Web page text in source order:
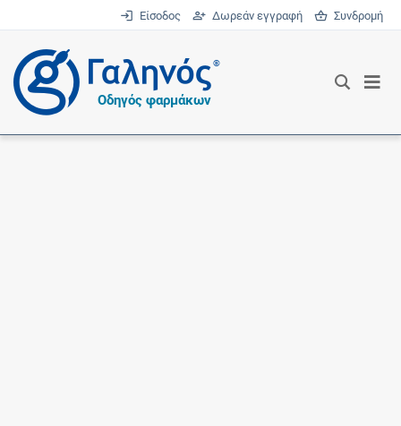
Είσοδος Δωρεάν εγγραφή Συνδρομή
®
Οδηγός φαρμάκων